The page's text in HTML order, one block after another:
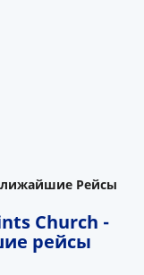
Рейсы
Church -
рейсы